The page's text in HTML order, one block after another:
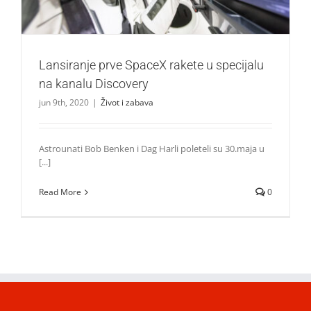
Lansiranje prve SpaceX rakete u specijalu
na kanalu Discovery
jun 9th, 2020 | Život i zabava
Astrounati Bob Benken i Dag Harli poleteli su 30.maja u
[...]
Read More 0